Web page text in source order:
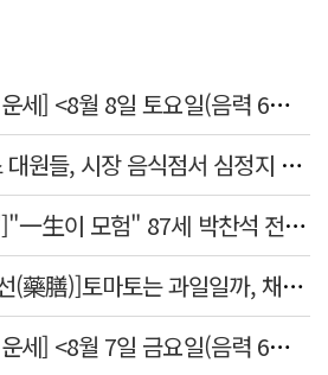
[더사주 오늘의 띠별 운세] <8월 8일 토요일(음력 6월26일)>
달서소방서 펌뷸런스 대원들, 시장 음식점서 심정지 환자 생명 살려
[털보기자의 '그사람']"一生이 모험" 87세 박찬석 전 경북대 총장
[이야기로 만나는 약선(藥膳)]토마토는 과일일까, 채소일까
[더사주 오늘의 띠별 운세] <8월 7일 금요일(음력 6월25일)>